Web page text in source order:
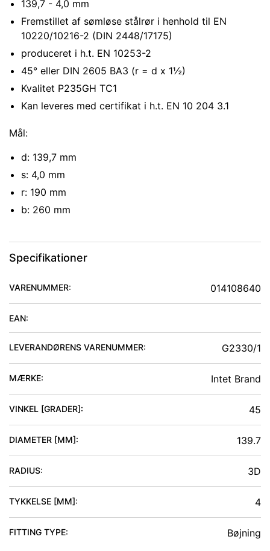
139,7 - 4,0 mm
Fremstillet af sømløse stålrør i henhold til EN
10220/10216-2 (DIN 2448/17175)
produceret i h.t. EN 10253-2
45° eller DIN 2605 BA3 (r = d x 1½)
Kvalitet P235GH TC1
Kan leveres med certifikat i h.t. EN 10 204 3.1
Mål:
d: 139,7 mm
s: 4,0 mm
r: 190 mm
b: 260 mm
Specifikationer
VARENUMMER: 014108640
EAN:
LEVERANDØRENS VARENUMMER: G2330/1
MÆRKE: Intet Brand
VINKEL [GRADER]: 45
DIAMETER [MM]: 139.7
RADIUS: 3D
TYKKELSE [MM]: 4
FITTING TYPE: Bøjning